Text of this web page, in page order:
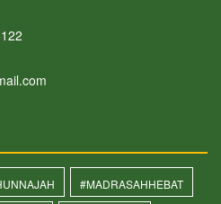
#MADRASAHHEBAT